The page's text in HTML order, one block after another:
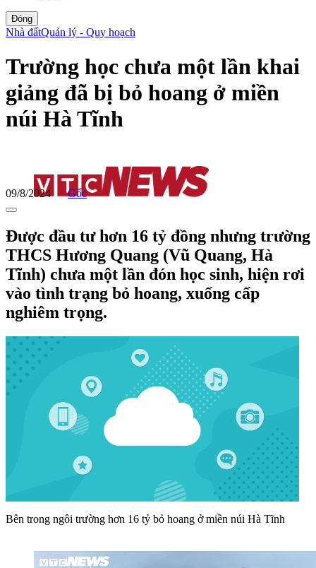
Đóng
Nhà đấtQuản lý - Quy hoạch
Trường học chưa một lần khai
giảng đã bị bỏ hoang ở miền
núi Hà Tĩnh
09/8/2024 Gốc
Được đầu tư hơn 16 tỷ đồng nhưng trường
THCS Hương Quang (Vũ Quang, Hà
Tĩnh) chưa một lần đón học sinh, hiện rơi
vào tình trạng bỏ hoang, xuống cấp
nghiêm trọng.
Bên trong ngôi trường hơn 16 tỷ bỏ hoang ở miền núi Hà Tĩnh